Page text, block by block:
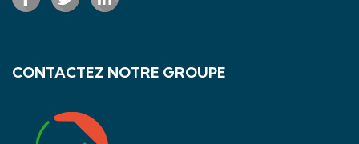
CONTACTEZ NOTRE GROUPE